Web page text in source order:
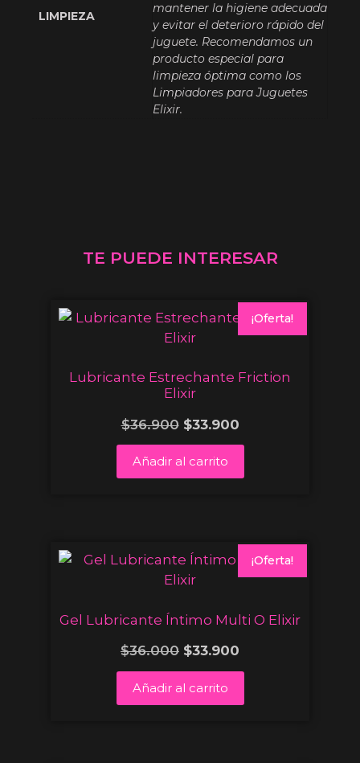
LIMPIEZA
mantener la higiene adecuada
y evitar el deterioro rápido del
juguete. Recomendamos un
producto especial para
limpieza óptima como los
Limpiadores para Juguetes
Elixir.
TE PUEDE INTERESAR
¡Oferta!
Lubricante Estrechante Friction
Elixir
$36.900 $33.900
Añadir al carrito
¡Oferta!
Gel Lubricante Íntimo Multi O Elixir
$36.000 $33.900
Añadir al carrito